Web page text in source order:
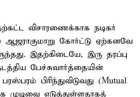
விசாரணைக்காக நடிகர்
ஆஜராகுமாறு கோர்ட்டு ஏற்கனவே
இதற்கிடையே, இரு தரப்பு
பேச்சுவார்த்தையின்
பிரிந்துவிடுவது (Mutual
முடிவை எடுத்துள்ளதாகத்